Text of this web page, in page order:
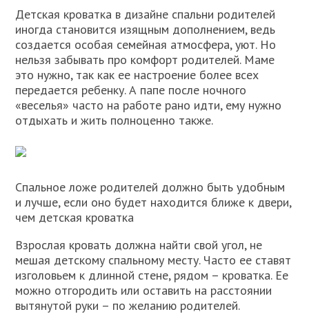
Детская кроватка в дизайне спальни родителей
иногда становится изящным дополнением, ведь
создается особая семейная атмосфера, уют. Но
нельзя забывать про комфорт родителей. Маме
это нужно, так как ее настроение более всех
передается ребенку. А папе после ночного
«веселья» часто на работе рано идти, ему нужно
отдыхать и жить полноценно также.
Спальное ложе родителей должно быть удобным
и лучше, если оно будет находится ближе к двери,
чем детская кроватка
Взрослая кровать должна найти свой угол, не
мешая детскому спальному месту. Часто ее ставят
изголовьем к длинной стене, рядом – кроватка. Ее
можно отгородить или оставить на расстоянии
вытянутой руки – по желанию родителей.